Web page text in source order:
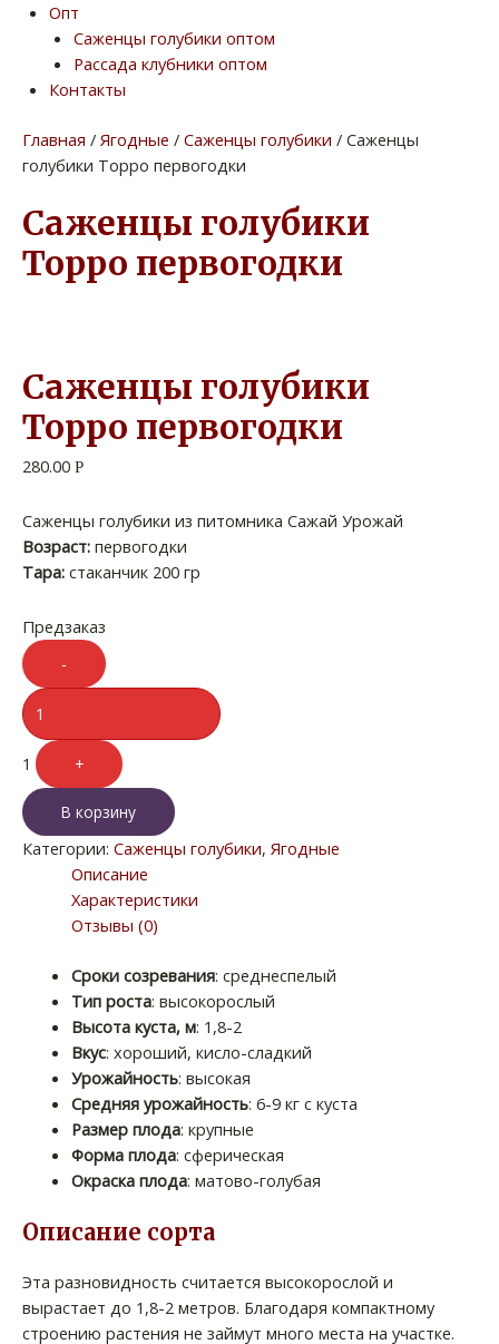
Опт
Саженцы голубики оптом
Рассада клубники оптом
Контакты
Главная / Ягодные / Саженцы голубики / Саженцы
голубики Торро первогодки
Саженцы голубики
Торро первогодки
Саженцы голубики
Торро первогодки
280.00 Р
Саженцы голубики из питомника Сажай Урожай
Возраст: первогодки
Тара: стаканчик 200 гр
Предзаказ
Quantity
-
1 +
В корзину
Категории: Саженцы голубики, Ягодные
Описание
Характеристики
Отзывы (0)
Сроки созревания: среднеспелый
Тип роста: высокорослый
Высота куста, м: 1,8-2
Вкус: хороший, кисло-сладкий
Урожайность: высокая
Средняя урожайность: 6-9 кг с куста
Размер плода: крупные
Форма плода: сферическая
Окраска плода: матово-голубая
Описание сорта
Эта разновидность считается высокорослой и
вырастает до 1,8-2 метров. Благодаря компактному
строению растения не займут много места на участке.